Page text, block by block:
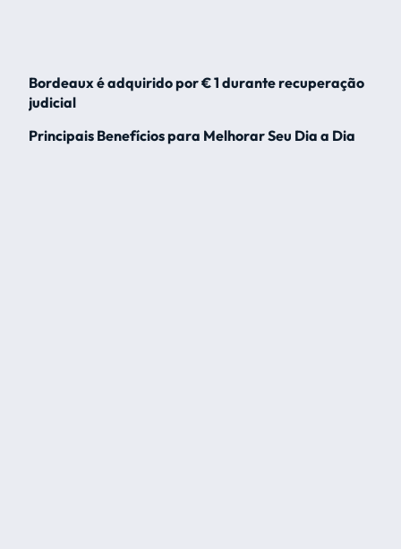
Bordeaux é adquirido por € 1 durante recuperação
judicial
Principais Benefícios para Melhorar Seu Dia a Dia